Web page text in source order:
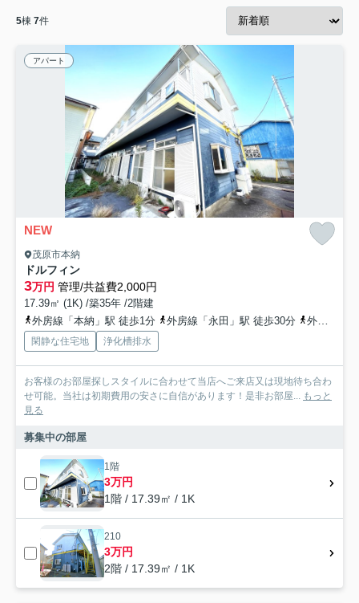
5棟 7件
アパート
NEW
茂原市本納
ドルフィン
3万円 管理/共益費2,000円
17.39㎡ (1K) /築35年 /2階建
外房線「本納」駅 徒歩1分
外房線「永田」駅 徒歩30分 外房線「新茂原」駅 徒歩54分
閑静な住宅地 浄化槽排水
お客様のお部屋探しスタイルに合わせて当店へご来店又は現地待ち合わ
せ可能。当社は初期費用の安さに自信があります！是非お部屋... もっと
見る
募集中の部屋
1階
3万円
1階 / 17.39㎡ / 1K
210
3万円
2階 / 17.39㎡ / 1K